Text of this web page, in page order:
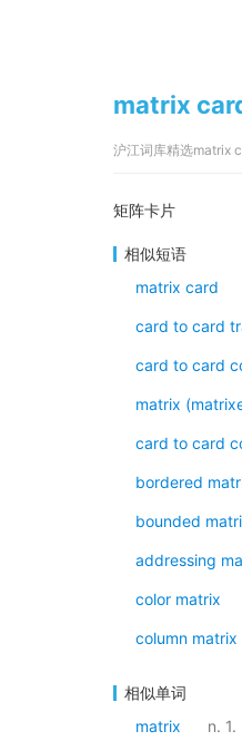
matrix
沪江词库精选matrix
矩阵卡片
相似短语
matrix card
card to card
card to card
matrix
card to card
bordered
bounded
addressing
color matrix
column matrix
相似单词
matrix
n.